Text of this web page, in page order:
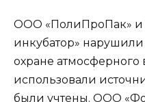
ООО «ПолиПроПак»
инкубатор» нарушили
охране атмосферного
использовали
были учтены. ООО